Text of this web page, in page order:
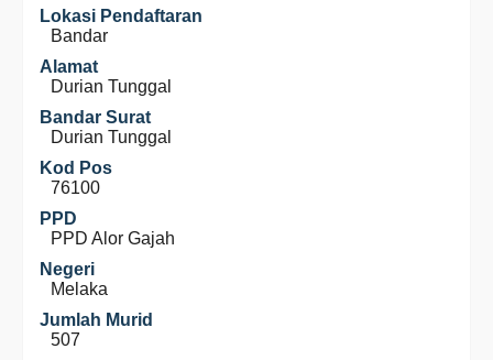
Lokasi Pendaftaran
Bandar
Alamat
Durian Tunggal
Bandar Surat
Durian Tunggal
Kod Pos
76100
PPD
PPD Alor Gajah
Negeri
Melaka
Jumlah Murid
507